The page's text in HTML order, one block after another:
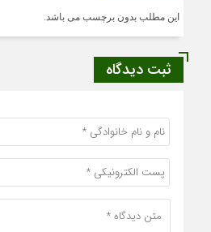
این مطلب بدون برچسب می باشد.
ثبت دیدگاه